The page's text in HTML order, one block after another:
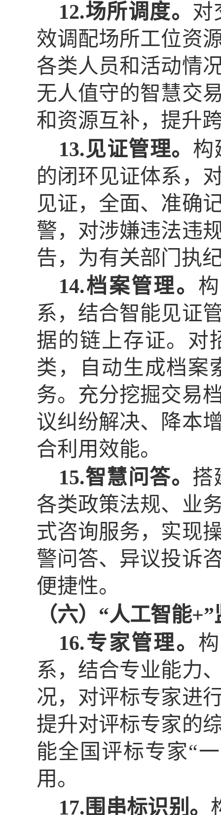
12.场所调度。 对
效调配场所工位资
各类人员和活动情
无人值守的智慧交
和资源互补，提升
13.见证管理。 构
的闭环见证体系，
见证，全面、准确
警，对涉嫌违法违
告，为有关部门执
14.档案管理。
系，结合智能见证
据的链上存证。对
类，自动生成档案
务。充分挖掘交易
议纠纷解决、降本
合利用效能。
15.智慧问答。 搭
各类政策法规、业
式咨询服务，实现
警问答、异议投诉
便捷性。
（六） “人工智能+”
16.专家管理。
系，结合专业能力
况，对评标专家进
提升对评标专家的
能全国评标专家“
用。
17.围串标识别。